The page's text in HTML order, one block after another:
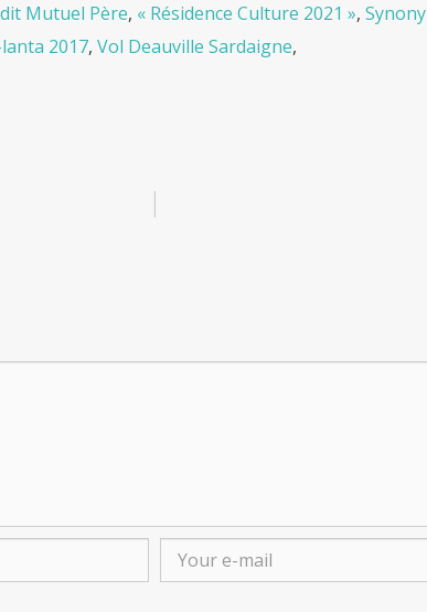
Mutuel Père, « Résidence Culture 2021 »,
2017, Vol Deauville Sardaigne,
|